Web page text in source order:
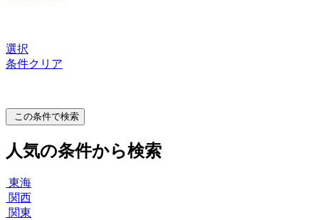
選択
条件クリア
この条件で検索
人気の条件から検索
東海
関西
関東